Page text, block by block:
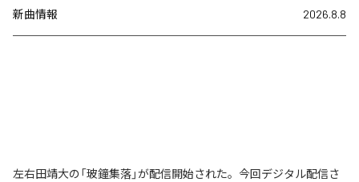
新曲情報 2026.8.8
左右田靖大の「玻鐘集落」が配信開始された。今回デジタル配信さ